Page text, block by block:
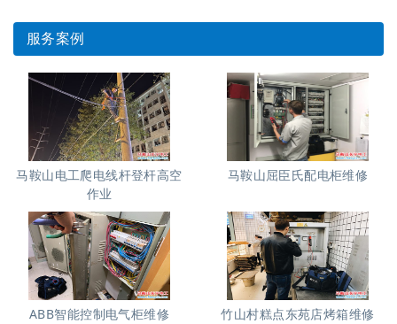
服务案例
马鞍山电工爬电线杆登杆高空
作业
马鞍山屈臣氏配电柜维修
ABB智能控制电气柜维修 竹山村糕点东苑店烤箱维修